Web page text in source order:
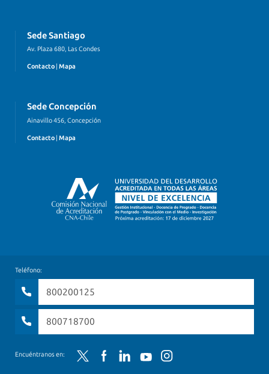
Sede Santiago
Av. Plaza 680, Las Condes
Contacto Mapa
Sede Concepción
Ainavillo 456, Concepción
Contacto Mapa
Teléfono:
800200125
800718700
Encuéntranos en: Twitter FacebookLinkedInYouTubeInstagram